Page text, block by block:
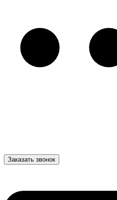
Заказать звонок